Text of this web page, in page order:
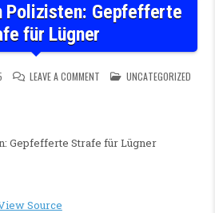
Polizisten: Gepfefferte
für Lügner
LEAVE A COMMENT ON PROZESS GEGEN
POSTED IN
UNCATEGORIZED
Gepfefferte Strafe für Lügner
Source